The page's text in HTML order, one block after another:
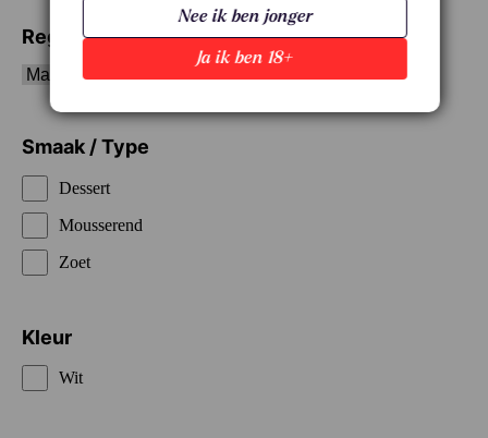
Regio
Smaak / Type
Dessert
Mousserend
Zoet
Kleur
Wit
Ja ik ben 18+
Nee ik ben jonger